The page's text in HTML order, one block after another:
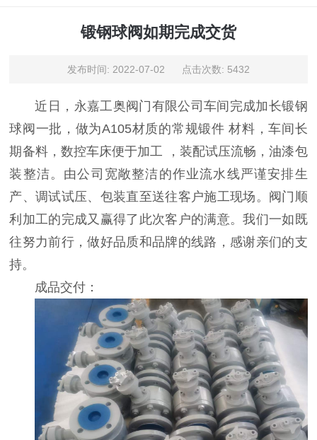
锻钢球阀如期完成交货
发布时间: 2022-07-02 点击次数: 5432
近日，永嘉工奥阀门有限公司车间完成加长锻钢
球阀一批，做为A105材质的常规锻件 材料，车间长
期备料，数控车床便于加工 ，装配试压流畅，油漆包
装整洁。由公司宽敞整洁的作业流水线严谨安排生
产、调试试压、包装直至送往客户施工现场。阀门顺
利加工的完成又赢得了此次客户的满意。我们一如既
往努力前行，做好品质和品牌的线路，感谢亲们的支
持。
成品交付：